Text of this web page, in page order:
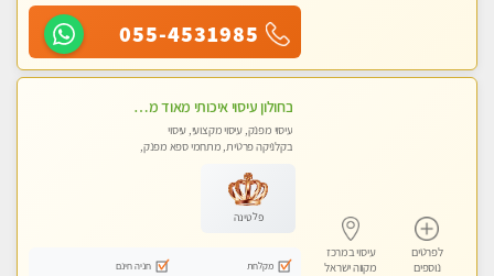
055-4531985
לפרטים
נוספים
עיסוי במרכז
מקווה ישראל
בחולון עיסוי איכותי מאוד מעסה מקצועית
עיסוי מפנק, עיסוי מקצועי, עיסוי
בקלניקה פרטית, מתחמי ספא מפנק,
פלטינה
מקלחת
חניה חינם